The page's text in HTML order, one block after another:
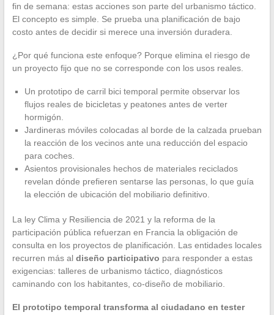
fin de semana: estas acciones son parte del urbanismo táctico.
El concepto es simple. Se prueba una planificación de bajo
costo antes de decidir si merece una inversión duradera.
¿Por qué funciona este enfoque? Porque elimina el riesgo de
un proyecto fijo que no se corresponde con los usos reales.
Un prototipo de carril bici temporal permite observar los
flujos reales de bicicletas y peatones antes de verter
hormigón.
Jardineras móviles colocadas al borde de la calzada prueban
la reacción de los vecinos ante una reducción del espacio
para coches.
Asientos provisionales hechos de materiales reciclados
revelan dónde prefieren sentarse las personas, lo que guía
la elección de ubicación del mobiliario definitivo.
La ley Clima y Resiliencia de 2021 y la reforma de la
participación pública refuerzan en Francia la obligación de
consulta en los proyectos de planificación. Las entidades locales
recurren más al diseño participativo para responder a estas
exigencias: talleres de urbanismo táctico, diagnósticos
caminando con los habitantes, co-diseño de mobiliario.
El prototipo temporal transforma al ciudadano en tester